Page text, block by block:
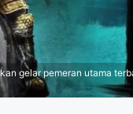
gelar pemeran utama